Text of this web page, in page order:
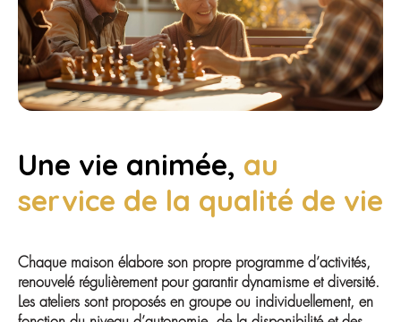
Une vie animée, au
service de la qualité de vie
Chaque maison élabore son propre programme d’activités,
renouvelé régulièrement pour garantir dynamisme et diversité.
Les ateliers sont proposés en groupe ou individuellement, en